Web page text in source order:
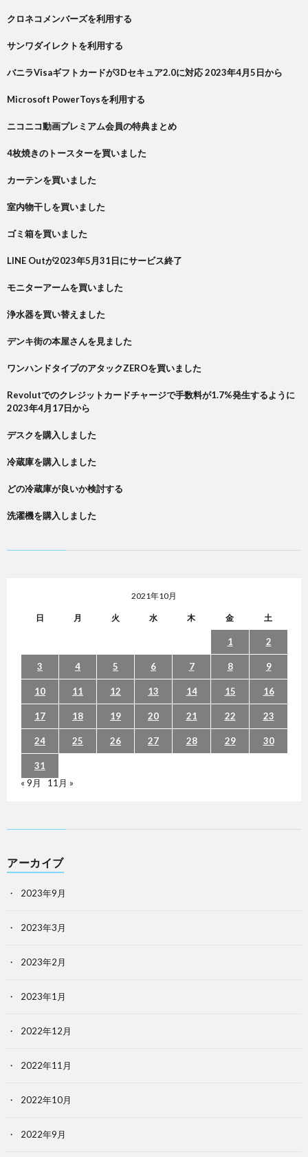
クロネコメンバーズを利用する
サンワダイレクトを利用する
バニラVisaギフトカードが3Dセキュア2.0に対応 2023年4月5日から
Microsoft PowerToysを利用する
ニコニコ動画プレミアム会員の特典まとめ
4枚焼きのトースターを買いました
カーテンを買いました
室内物干しを買いました
ゴミ箱を買いました
LINE Outが2023年5月31日にサービス終了
モニターアームを買いました
浄水器を買い替えました
デンキ街の本屋さんを見ました
ワンハンドタイプのアタックZEROを買いました
Revolutでのクレジットカードチャージで手数料が1.7%発生するように
2023年4月17日から
デスクを購入しました
冷蔵庫を購入しました
どの冷蔵庫が良いか検討する
洗濯機を購入しました
2021年10月
日 月 火 水 木 金 土
1 2
3 4 5 6 7 8 9
10 11 12 13 14 15 16
17 18 19 20 21 22 23
24 25 26 27 28 29 30
31
« 9月
11月 »
アーカイブ
2023年9月
2023年3月
2023年2月
2023年1月
2022年12月
2022年11月
2022年10月
2022年9月